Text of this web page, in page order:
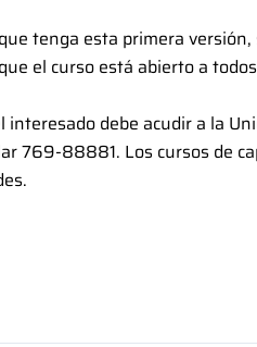
tenga esta primera
el curso está abierto a
interesado debe acudir a la
769-88881. Los cursos de